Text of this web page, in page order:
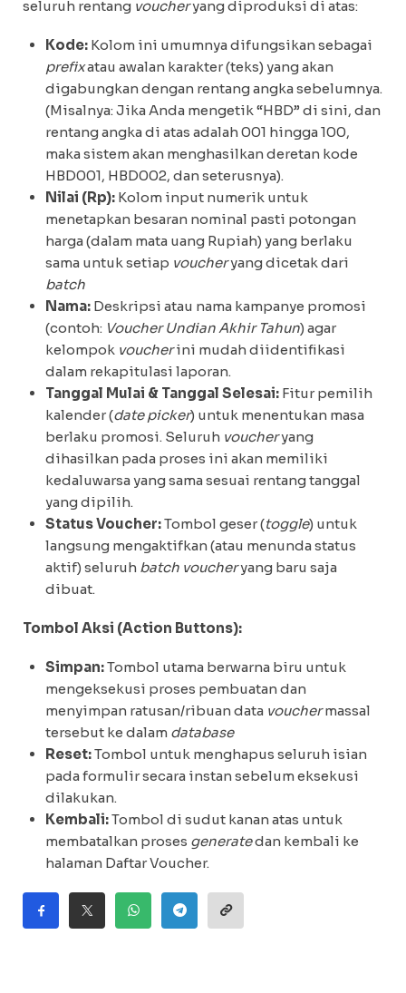
seluruh rentang voucheryang diproduksi di atas:
Kode: Kolom ini umumnya difungsikan sebagai
prefixatau awalan karakter (teks) yang akan
digabungkan dengan rentang angka sebelumnya.
(Misalnya: Jika Anda mengetik “HBD” di sini, dan
rentang angka di atas adalah 001 hingga 100,
maka sistem akan menghasilkan deretan kode
HBD001, HBD002, dan seterusnya).
Nilai (Rp): Kolom input numerik untuk
menetapkan besaran nominal pasti potongan
harga (dalam mata uang Rupiah) yang berlaku
sama untuk setiap voucheryang dicetak dari
batch
Nama: Deskripsi atau nama kampanye promosi
(contoh: Voucher Undian Akhir Tahun) agar
kelompok voucherini mudah diidentifikasi
dalam rekapitulasi laporan.
Tanggal Mulai & Tanggal Selesai: Fitur pemilih
kalender (date picker) untuk menentukan masa
berlaku promosi. Seluruh voucheryang
dihasilkan pada proses ini akan memiliki
kedaluwarsa yang sama sesuai rentang tanggal
yang dipilih.
Status Voucher:Tombol geser (toggle) untuk
langsung mengaktifkan (atau menunda status
aktif) seluruh batch voucheryang baru saja
dibuat.
Tombol Aksi (Action Buttons):
Simpan:Tombol utama berwarna biru untuk
mengeksekusi proses pembuatan dan
menyimpan ratusan/ribuan data vouchermassal
tersebut ke dalam database
Reset:Tombol untuk menghapus seluruh isian
pada formulir secara instan sebelum eksekusi
dilakukan.
Kembali:Tombol di sudut kanan atas untuk
membatalkan proses generatedan kembali ke
halaman Daftar Voucher.